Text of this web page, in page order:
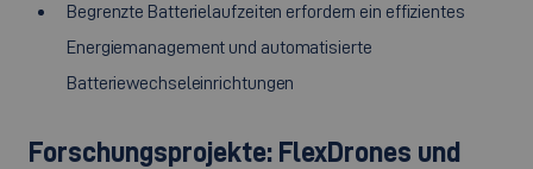
Begrenzte Batterielaufzeiten erfordern ein effizientes
Energiemanagement und automatisierte
Batteriewechseleinrichtungen
Forschungsprojekte: FlexDrones und